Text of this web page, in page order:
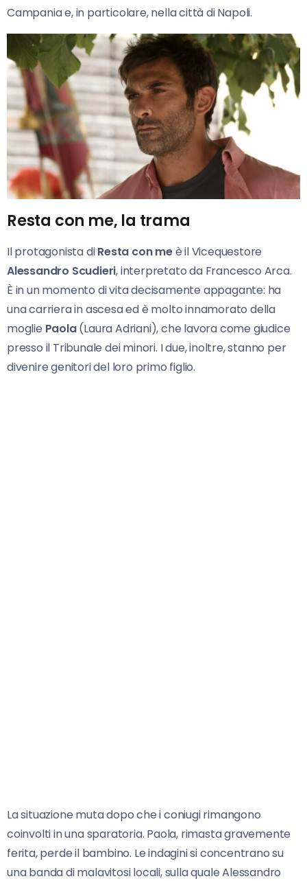
Campania e, in particolare, nella città di Napoli.
Resta con me, la trama
Il protagonista diResta con meè il Vicequestore
Alessandro Scudieri, interpretato da Francesco Arca.
È in un momento di vita decisamente appagante: ha
una carriera in ascesa ed è molto innamorato della
moglie Paola(Laura Adriani), che lavora come giudice
presso il Tribunale dei minori. I due, inoltre, stanno per
divenire genitori del loro primo figlio.
La situazione muta dopo che i coniugi rimangono
coinvolti in una sparatoria. Paola, rimasta gravemente
ferita, perde il bambino. Le indagini si concentrano su
una banda di malavitosi locali, sulla quale Alessandro